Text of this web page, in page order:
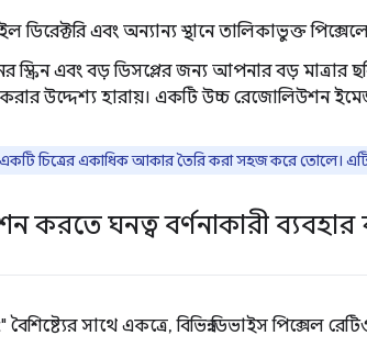
এবং অন্যান্য স্থানে তালিকাভুক্ত
স্ক্রিন এবং বড় ডিসপ্লের জন্য আপনার বড়
উদ্দেশ্য হারায়। একটি উচ্চ রেজোলিউশন
চিত্রের একাধিক আকার তৈরি করা সহজ করে তোলে।
করতে ঘনত্ব বর্ণনাকারী
সাথে একত্রে, বিভিন্ন ডিভাইস পিক্সেল